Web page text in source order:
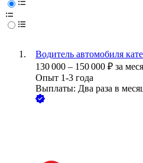
Водитель автомобиля
130 000 – 150 000 ₽ за
Опыт 1-3 года
Выплаты: Два раза в